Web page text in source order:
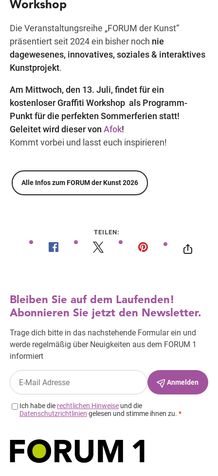
Wegbeschreibung
Workshop
Die Veranstaltungsreihe „FORUM der Kunst“
präsentiert seit 2024 ein bisher noch nie
dagewesenes, innovatives, soziales & interaktives
Kunstprojekt.
Am Mittwoch, den 13. Juli, findet für ein
kostenloser Graffiti Workshop als Programm-
Punkt für die perfekten Sommerferien statt!
Geleitet wird dieser von Afok!
Kommt vorbei und lasst euch inspirieren!
Alle Infos zum FORUM der Kunst 2026
TEILEN: